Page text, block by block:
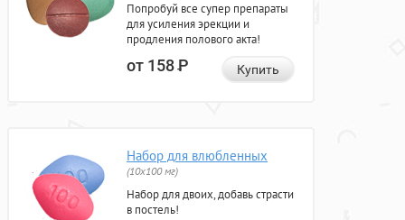
Попробуй все супер препараты
для усиления эрекции и
продления полового акта!
от 158Р Купить
Набор для влюбленных
(10х100 мг)
Набор для двоих, добавь страсти
в постель!